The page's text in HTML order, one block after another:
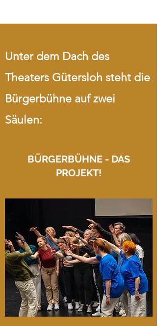
Unter dem Dach des
Theaters Gütersloh steht die
Bürgerbühne auf zwei
Säulen:
BÜRGERBÜHNE - DAS
PROJEKT!